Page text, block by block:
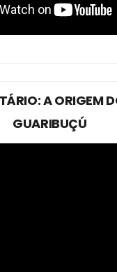
A ORIGEM
GUARIBUÇÚ